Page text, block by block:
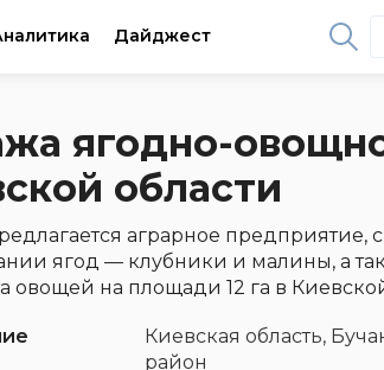
Дайджест
ягодно-
области
аграрное предприятие,
ягод — клубники и малины, а
овощей на площади 12 га в
Киевская область,
район